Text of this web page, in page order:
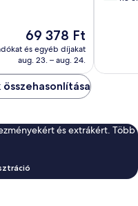
Az
ár
69 378 Ft
69 378 Ft
és egyéb díjakat
aug. 23. – aug. 24.
és extrákért. Több